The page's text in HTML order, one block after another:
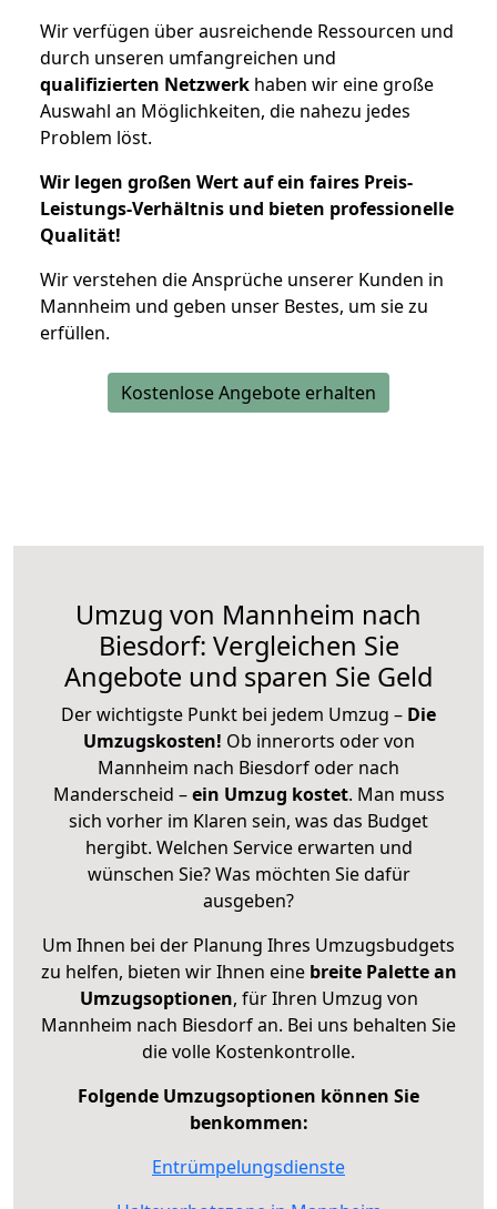
Wir verfügen über ausreichende Ressourcen und
durch unseren umfangreichen und
qualifizierten Netzwerk haben wir eine große
Auswahl an Möglichkeiten, die nahezu jedes
Problem löst.
Wir legen großen Wert auf ein faires Preis-
Leistungs-Verhältnis und bieten professionelle
Qualität!
Wir verstehen die Ansprüche unserer Kunden in
Mannheim und geben unser Bestes, um sie zu
erfüllen.
Kostenlose Angebote erhalten
Umzug von Mannheim nach
Biesdorf: Vergleichen Sie
Angebote und sparen Sie Geld
Der wichtigste Punkt bei jedem Umzug – Die
Umzugskosten! Ob innerorts oder von
Mannheim nach Biesdorf oder nach
Manderscheid –ein Umzug kostet. Man muss
sich vorher im Klaren sein, was das Budget
hergibt. Welchen Service erwarten und
wünschen Sie? Was möchten Sie dafür
ausgeben?
Um Ihnen bei der Planung Ihres Umzugsbudgets
zu helfen, bieten wir Ihnen eine breite Palette an
Umzugsoptionen, für Ihren Umzug von
Mannheim nach Biesdorf an. Bei uns behalten Sie
die volle Kostenkontrolle.
Folgende Umzugsoptionen können Sie
benkommen:
Entrümpelungsdienste